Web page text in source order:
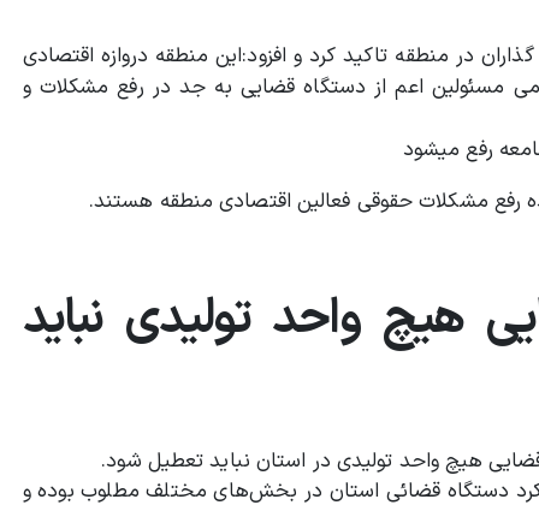
در منطقه تاکید کرد و افزود:‌این منطقه دروازه اقتصادی
مسئولین اعم از دستگاه قضایی به جد در رفع مشکلات و
رفع میشود
رفع مشکلات حقوقی فعالین اقتصادی منطقه هستند.
هیچ واحد تولیدی نباید
هیچ واحد تولیدی در استان نباید تعطیل شود.
دستگاه قضائی استان در بخش‌های مختلف مطلوب بوده و